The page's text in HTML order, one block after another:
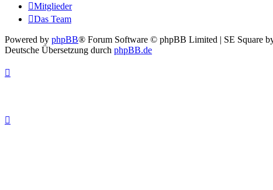
Mitglieder
Das Team
Powered by phpBB® Forum Software © phpBB Limited | SE Square
Deutsche Übersetzung durch phpBB.de